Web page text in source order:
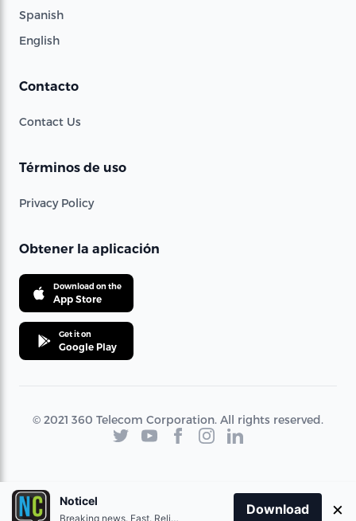
Spanish
English
Contacto
Contact Us
Términos de uso
Privacy Policy
Obtener la aplicación
Download on the
App Store
Get it on
Google Play
© 2021 360 Telecom Corporation. All rights reserved.
Noticel
Breaking news. Fast. Reliable.
Download ×